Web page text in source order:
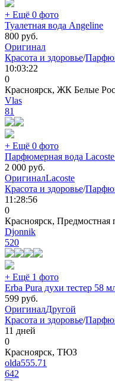
+ Ещё 0 фото
Туалетная вода Angeline
800 руб.
Оригинал
Красота и здоровье/
10:03:22
0
Красноярск, ЖК Белые
Vlas
81
+ Ещё 0 фото
Парфюмерная вода Lacoste
2 000 руб.
ОригиналLacoste
Красота и здоровье/
11:28:56
0
Красноярск, Предмостная
Djonnik
520
+ Ещё 1 фото
Erba Pura духи тестер 58
599 руб.
ОригиналДругой
Красота и здоровье/
11 дней
0
Красноярск, ТЮЗ
olda555.71
642